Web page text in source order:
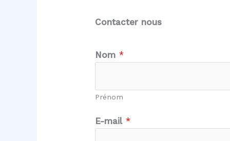
Contacter nous
Nom *
Prénom
*
N
E-mail *